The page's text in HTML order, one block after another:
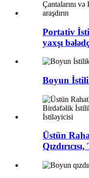
Portativ
yaxşı
Boyun
Üstün